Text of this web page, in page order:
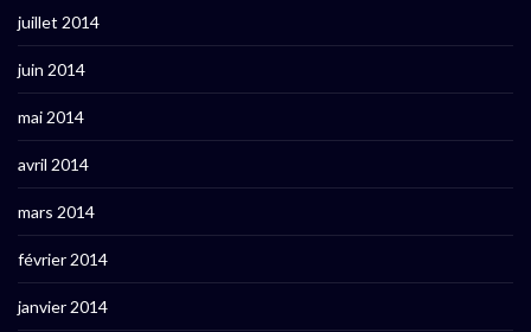
juillet 2014
juin 2014
mai 2014
avril 2014
mars 2014
février 2014
janvier 2014